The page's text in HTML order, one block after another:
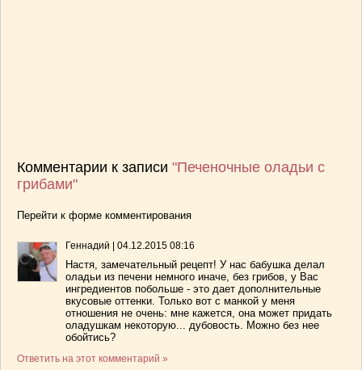
Комментарии к записи "Печеночные оладьи с
грибами"
Перейти к форме комментирования
Геннадий 04.12.2015 08:16
Настя, замечательный рецепт! У нас бабушка делал
оладьи из печени немного иначе, без грибов, у Вас
ингредиентов побольше - это дает дополнительные
вкусовые оттенки. Только вот с манкой у меня
отношения не очень: мне кажется, она может придать
оладушкам некоторую... дубовость. Можно без нее
обойтись?
Ответить на этот комментарий »